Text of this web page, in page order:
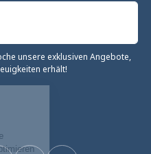
das ordnungsgemäße
Leistung zu optimieren
unsere exklusiven Angebote,
erhält!